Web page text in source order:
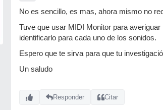
No es sencillo, es mas, ahora mismo no
Tuve que usar MIDI Monitor para
identificarlo para cada uno de los sonidos.
Espero que te sirva para que tu
Un saludo
Responder Citar